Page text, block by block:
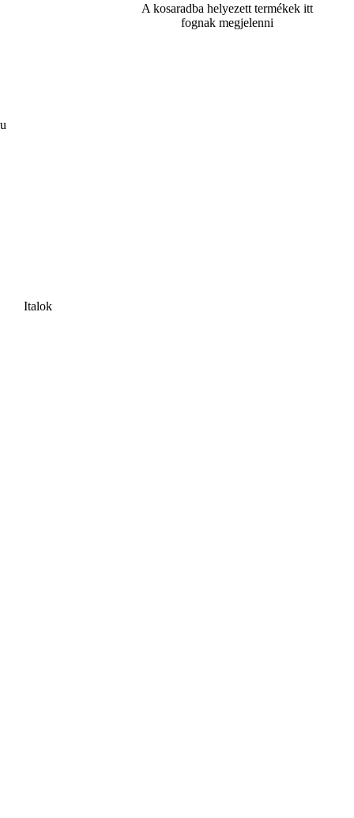
Italok
A kosaradba helyezett termékek itt
fognak megjelenni